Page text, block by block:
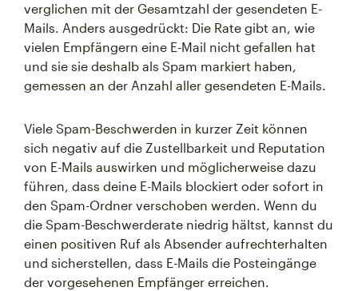
verglichen mit der Gesamtzahl der gesendeten E-
Mails. Anders ausgedrückt: Die Rate gibt an, wie
vielen Empfängern eine E-Mail nicht gefallen hat
und sie sie deshalb als Spam markiert haben,
gemessen an der Anzahl aller gesendeten E-Mails.
Viele Spam-Beschwerden in kurzer Zeit können
sich negativ auf die Zustellbarkeit und Reputation
von E-Mails auswirken und möglicherweise dazu
führen, dass deine E-Mails blockiert oder sofort in
den Spam-Ordner verschoben werden. Wenn du
die Spam-Beschwerderate niedrig hältst, kannst du
einen positiven Ruf als Absender aufrechterhalten
und sicherstellen, dass E-Mails die Posteingänge
der vorgesehenen Empfänger erreichen.